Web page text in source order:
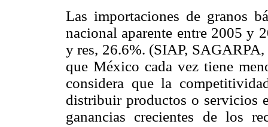
Las importaciones de granos
nacional aparente entre 2005 y
y res, 26.6%. (SIAP,
que México cada vez tiene
considera que la
distribuir productos o servicios
ganancias crecientes de los